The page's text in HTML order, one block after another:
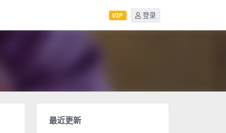
VIP 登录
最近更新